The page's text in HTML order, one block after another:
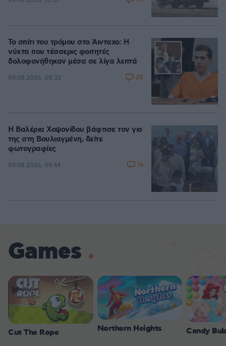
Το σπίτι του τρόμου στο Άινταχο: Η
νύχτα που τέσσερις φοιτητές
δολοφονήθηκαν μέσα σε λίγα λεπτά
09.08.2026, 08:33 28
Η Βαλέρια Χοψονίδου βάφτισε τον γιο
της στη Βουλιαγμένη, δείτε
φωτογραφίες
09.08.2026, 09:44 16
Games
Cut The Rope Northern Heights Candy